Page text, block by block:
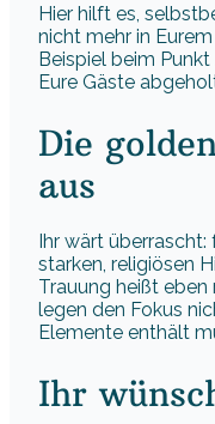
Hier hilft es,
nicht mehr in
Beispiel beim
Eure Gäste
Die
aus
Ihr wärt überrascht:
starken, religiösen
Trauung heißt eben
legen den Fokus
Elemente enthält
Ihr